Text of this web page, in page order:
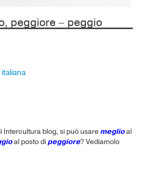
peggiore – peggio
Intercultura blog, si può usare meglioal
al posto dipeggiore? Vediamolo